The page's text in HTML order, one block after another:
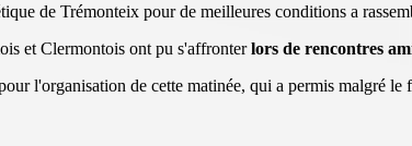
de Trémonteix pour de meilleures conditions a
et Clermontois ont pu s'affronterlors de rencontres
l'organisation de cette matinée, qui a permis malgré